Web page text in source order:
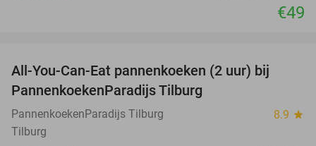
€49
All-You-Can-Eat pannenkoeken (2 uur) bij
PannenkoekenParadijs Tilburg
PannenkoekenParadijs Tilburg 8.9 star
Tilburg